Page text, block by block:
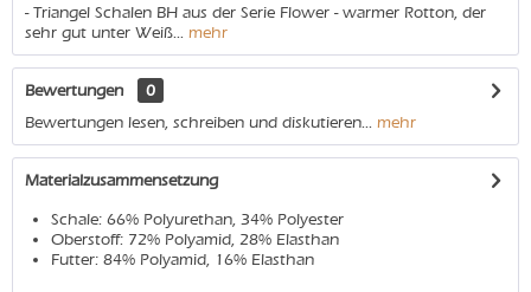
- Triangel Schalen BH aus der Serie Flower - warmer Rotton, der
sehr gut unter Weiß... mehr
Bewertungen
0
Bewertungen lesen, schreiben und diskutieren... mehr
Materialzusammensetzung
Schale: 66% Polyurethan, 34% Polyester
Oberstoff: 72% Polyamid, 28% Elasthan
Futter: 84% Polyamid, 16% Elasthan